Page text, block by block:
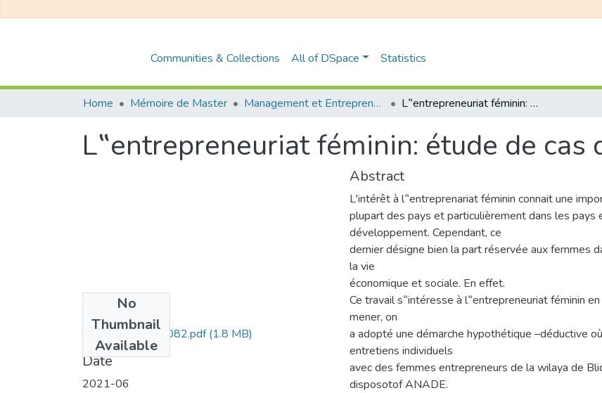
Communities & Collections All of DSpace Statistics
Home Mémoire de Master Management et Entrepreneuriat L‟entrepreneuriat féminin: étude de cas dipositif ANADE
L‟entrepreneuriat féminin: étude de cas
No
Thumbnail
Available
TAGGUAI Serin -082.pdf(1.8 MB)
Date
2021-06
Abstract
L'intérêt à l‟entreprenariat féminin connait une
plupart des pays et particulièrement dans les pays
développement. Cependant, ce
dernier désigne bien la part réservée aux femmes
la vie
économique et sociale. En effet.
Ce travail s‟intéresse à l‟entrepreneuriat féminin
mener, on
a adopté une démarche hypothétique –déductive
entretiens individuels
avec des femmes entrepreneurs de la wilaya de
disposotof ANADE.